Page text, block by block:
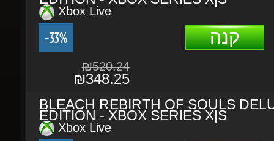
קנה -33%
₪348.25
BLEACH REBIRTH OF SOULS
EDITION - XBOX SERIES X|S
Xbox Live
קנה -23%